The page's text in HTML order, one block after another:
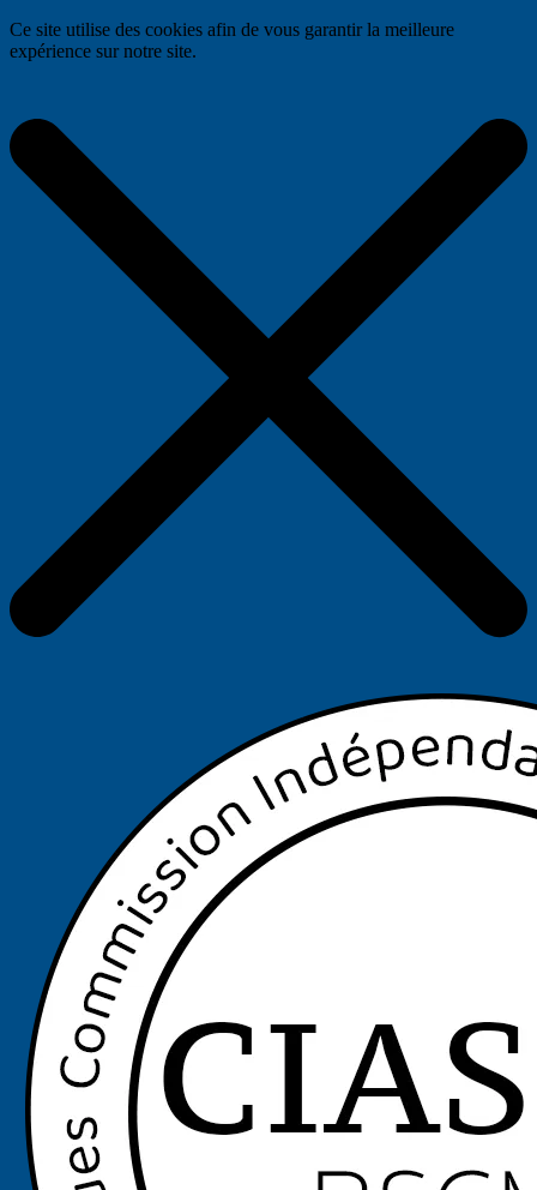
Ce site utilise des cookies afin de vous garantir la meilleure
expérience sur notre site.